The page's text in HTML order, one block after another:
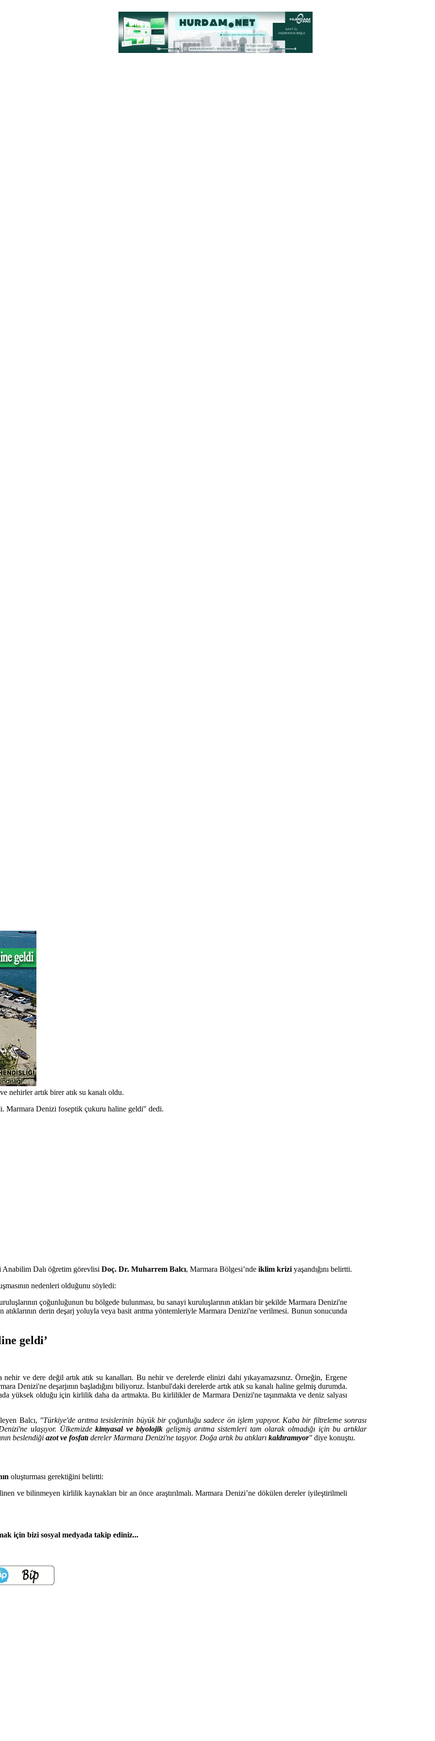
nehirler artık birer atık su kanalı oldu.
Marmara Denizi foseptik çukuru haline geldi" dedi.
Dalı öğretim görevlisi Doç. Dr. Muharrem Balcı, Marmara Bölgesi’nde iklim kriziyaşandığını belirtti.
nedenleri olduğunu söyledi:
çoğunluğunun bu bölgede bulunması, bu sanayi kuruluşlarının atıkları bir şekilde Marmara Denizi'ne
derin deşarj yoluyla veya basit arıtma yöntemleriyle Marmara Denizi'ne verilmesi. Bunun sonucunda
geldi’
ve dere değil artık atık su kanalları. Bu nehir ve derelerde elinizi dahi yıkayamazsınız. Örneğin, Ergene
Denizi'ne deşarjının başladığını biliyoruz. İstanbul'daki derelerde artık atık su kanalı haline gelmiş durumda.
yüksek olduğu için kirlilik daha da artmakta. Bu kirlilikler de Marmara Denizi'ne taşınmakta ve deniz salyası
Balcı, "Türkiye'de arıtma tesislerinin büyük bir çoğunluğu sadece ön işlem yapıyor. Kaba bir filtreleme sonrası
ulaşıyor. Ülkemizdekimyasal ve biyolojik gelişmiş arıtma sistemleri tam olarak olmadığı için bu artıklar
beslendiği azot ve fosfatıdereler Marmara Denizi'ne taşıyor. Doğa artık bu atıkları kaldıramıyor"diye konuştu.
oluşturması gerektiğini belirtti:
ve bilinmeyen kirlilik kaynakları bir an önce araştırılmalı. Marmara Denizi’ne dökülen dereler iyileştirilmeli
için bizi sosyal medyada takip ediniz...